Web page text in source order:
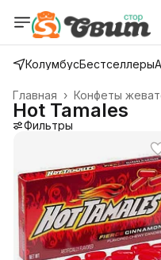
КолумбусБестселлеры
Конфеты
Главная ›
Hot Tamales
Фильтры